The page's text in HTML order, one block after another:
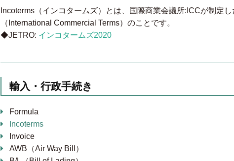
Incoterms（インコタームズ）とは、国際商業会議所:ICCが制定
（International Commercial Terms）のことです。
◆JETRO: インコタームズ2020
輸入・行政手続き
Formula
Incoterms
Invoice
AWB（Air Way Bill）